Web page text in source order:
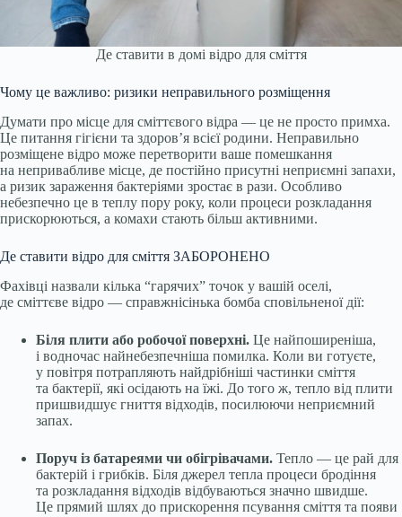
Де ставити в домі відро для сміття
Чому це важливо: ризики неправильного розміщення
Думати про місце для сміттєвого відра — це не просто примха.
Це питання гігієни та здоров’я всієї родини. Неправильно
розміщене відро може перетворити ваше помешкання
на непривабливе місце, де постійно присутні неприємні запахи,
а ризик зараження бактеріями зростає в рази. Особливо
небезпечно це в теплу пору року, коли процеси розкладання
прискорюються, а комахи стають більш активними.
Де ставити відро для сміття ЗАБОРОНЕНО
Фахівці назвали кілька “гарячих” точок у вашій оселі,
де сміттєве відро — справжнісінька бомба сповільненої дії:
Біля плити або робочої поверхні. Це найпоширеніша,
і водночас найнебезпечніша помилка. Коли ви готуєте,
у повітря потрапляють найдрібніші частинки сміття
та бактерії, які осідають на їжі. До того ж, тепло від плити
пришвидшує гниття відходів, посилюючи неприємний
запах.
Поруч із батареями чи обігрівачами. Тепло — це рай для
бактерій і грибків. Біля джерел тепла процеси бродіння
та розкладання відходів відбуваються значно швидше.
Це прямий шлях до прискорення псування сміття та появи